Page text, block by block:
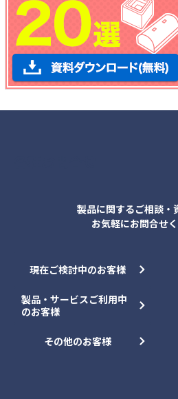
製品に関するご相談・
お気軽にお問合せく
現在ご検討中のお客様
製品・サービスご利用中
のお客様
その他のお客様